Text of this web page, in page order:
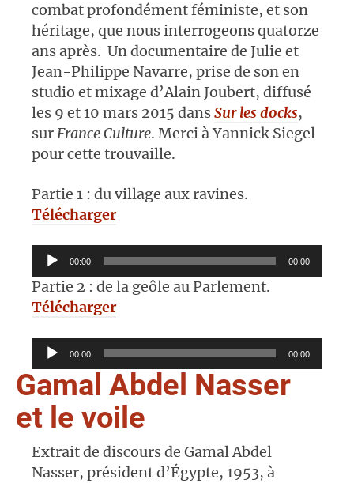
combat profondément féministe, et son
héritage, que nous interrogeons quatorze
ans après. Un documentaire de Julie et
Jean-Philippe Navarre, prise de son en
studio et mixage d’Alain Joubert, diffusé
les 9 et 10 mars 2015 dansSur les docks,
surFrance Culture. Merci à Yannick Siegel
pour cette trouvaille.
Partie 1 : du village aux ravines.
Télécharger
Lecteur
audio
00:00 00:00
Partie 2 : de la geôle au Parlement.
Télécharger
Lecteur
audio
00:00 00:00
Gamal Abdel Nasser
et le voile
Extrait de discours de Gamal Abdel
Nasser, président d’Égypte, 1953, à